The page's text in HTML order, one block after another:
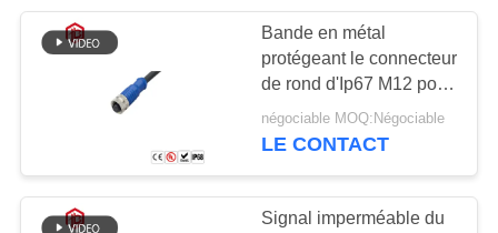
Cable connecteur
étanche
96
Bande en métal
protégeant le connecteur
de rond d'Ip67 M12 pour
la transmission de signal
négociable MOQ:Négociable
LE CONTACT
Signal imperméable du